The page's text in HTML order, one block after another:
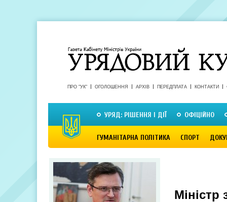
ПРО "УК" ОГОЛОШЕННЯ АРХІВ ПЕРЕДПЛАТА КОНТАКТИ
УРЯД: РІШЕННЯ І ДІЇ ОФІЦІЙНО
ГУМАНІТАРНА ПОЛІТИКА СПОРТ